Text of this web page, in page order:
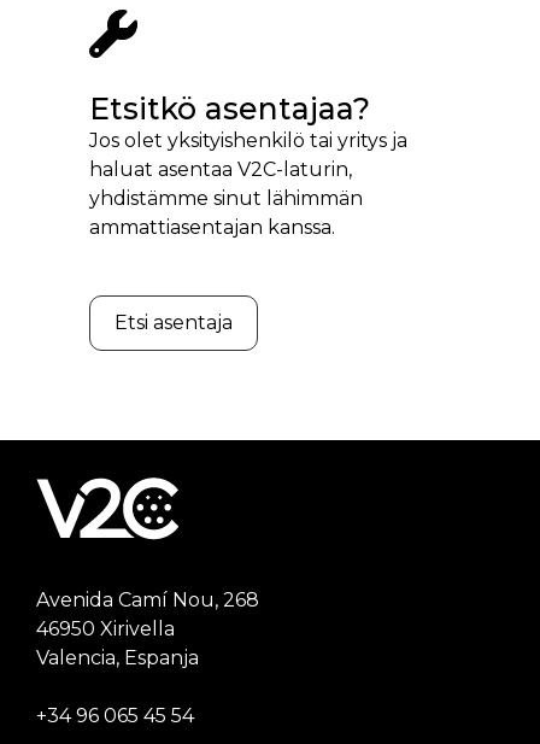
Etsitkö asentajaa?
Jos olet yksityishenkilö tai yritys ja
haluat asentaa V2C-laturin,
yhdistämme sinut lähimmän
ammattiasentajan kanssa.
Etsi asentaja
Avenida Camí Nou, 268
46950 Xirivella
Valencia, Espanja
+34 96 065 45 54